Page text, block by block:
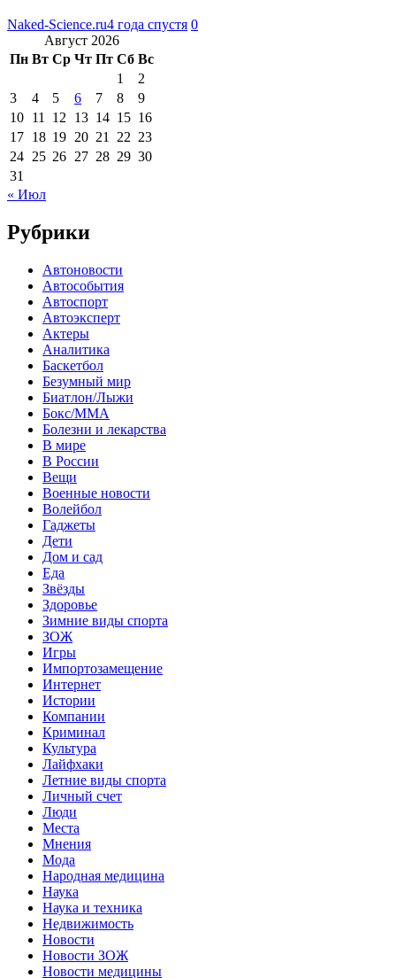
Naked-Science.ru4 года спустя 0
Август 2026
Пн Вт Ср Чт Пт Сб Вс
1
2
3
4 5 6 7 8
9
10 11 12 13 14 15 16
17 18 19 20 21 22 23
24 25 26 27 28 29 30
31
« Июл
Рубрики
Автоновости
Автособытия
Автоспорт
Автоэксперт
Актеры
Аналитика
Баскетбол
Безумный мир
Биатлон/Лыжи
Бокс/MMA
Болезни и лекарства
В мире
В России
Вещи
Военные новости
Волейбол
Гаджеты
Дети
Дом и сад
Еда
Звёзды
Здоровье
Зимние виды спорта
ЗОЖ
Игры
Импортозамещение
Интернет
Истории
Компании
Криминал
Культура
Лайфхаки
Летние виды спорта
Личный счет
Люди
Места
Мнения
Мода
Народная медицина
Наука
Наука и техника
Недвижимость
Новости
Новости ЗОЖ
Новости медицины